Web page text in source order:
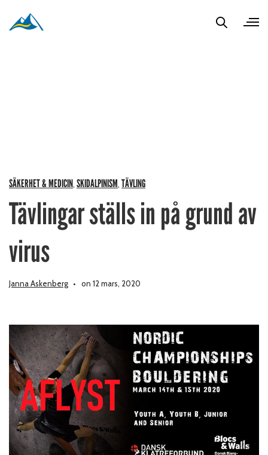
SÄKERHET & MEDICIN, SKIDALPINISM, TÄVLING
Tävlingar ställs in på grund av
virus
Janna Askenberg on 12 mars, 2020